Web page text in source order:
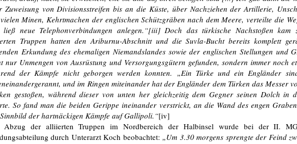
Zuweisung von Divisionsstreifen bis an die Küste, über Nachziehen der Artillerie,
Minen, Kehrtmachen der englischen Schützgräben nach dem Meere, verteilte die
ließ neue Telephonverbindungen anlegen.“[iii] Doch das türkische Nachstoßen
Truppen hatten den Ariburnu-Abschnitt und die Suvla-Bucht bereits komplett
Erkundung des ehemaligen Niemandslandes sowie der englischen Stellungen und
nur Unmengen von Ausrüstung und Versorgungsgütern gefunden, sondern immer noch
der Kämpfe nicht geborgen werden konnten. „Ein Türke und ein Engländer
und im Ringen miteinander hat der Engländer dem Türken das Messer
gestoßen, während dieser von unten her gleichzeitig dem Gegner seinen Dolch in
So fand man die beiden Gerippe ineinander verstrickt, an die Wand des engen
der hartnäckigen Kämpfe auf Gallipoli.“[iv]
Abzug der alliierten Truppen im Nordbereich der Halbinsel wurde bei der II.
durch Unterarzt Koch beobachtet: „Um 3.30 morgens sprengte der Feind